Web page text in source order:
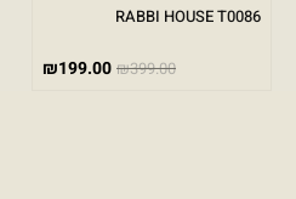
RABBI HOUSE T0086
₪399.00
₪199.00